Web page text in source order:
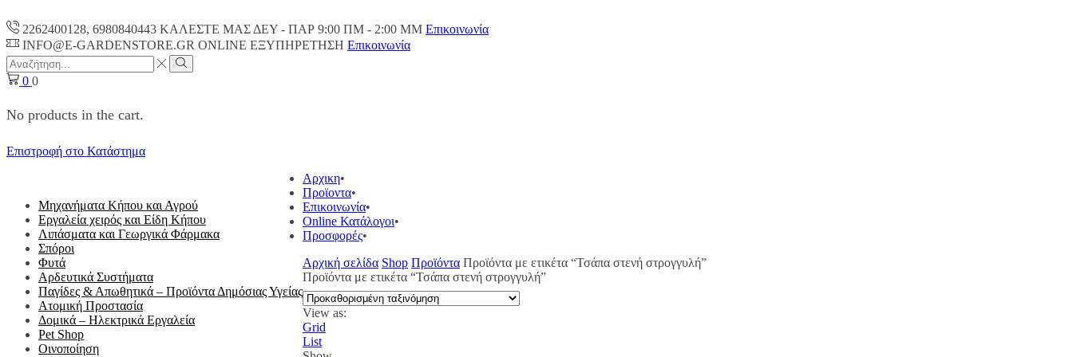
2262400128, 6980840443 ΚΑΛΕΣΤΕ ΜΑΣ ΔΕΥ - ΠΑΡ 9:00 ΠM - 2:00 ΜΜ Επικοινωνία
INFO@E-GARDENSTORE.GR ONLINE ΕΞΥΠΗΡΕΤΗΣH Επικοινωνία
Search
input
Search
0 0
No products in the cart.
Επιστροφή στο Κατάστημα
Μηχανήματα Κήπου και Αγρού
Εργαλεία χειρός και Είδη Κήπου
Λιπάσματα και Γεωργικά Φάρμακα
Σπόροι
Φυτά
Αρδευτικά Συστήματα
Παγίδες & Απωθητικά – Προϊόντα Δημόσιας Υγείας
Ατομική Προστασία
Δομικά – Ηλεκτρικά Εργαλεία
Pet Shop
Οινοποίηση
Αρχικη
Προϊοντα
Επικοινωνία
Online Κατάλογοι
Προσφορές
Αρχική σελίδα Shop Προϊόντα Προϊόντα με ετικέτα “Τσάπα στενή στρογγυλή”
Προϊόντα με ετικέτα “Τσάπα στενή στρογγυλή”
View as:
Grid
List